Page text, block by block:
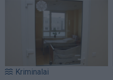
Kriminalai